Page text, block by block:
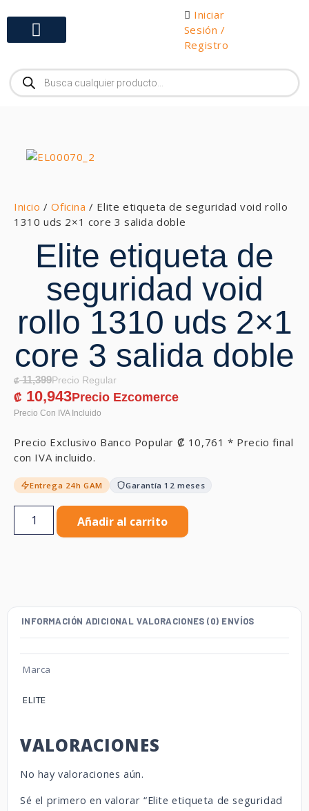
Iniciar
Sesión /
Registro
Inicio /Oficina / Elite etiqueta de seguridad void rollo
1310 uds 2×1 core 3 salida doble
Elite etiqueta de
seguridad void
rollo 1310 uds 2×1
core 3 salida doble
₡11,399
₡ 10,943
Precio Exclusivo Banco Popular ₡ 10,761 * Precio final
con IVA incluido.
Entrega 24h GAM Garantía 12 meses
Añadir al carrito
INFORMACIÓN ADICIONAL VALORACIONES (0) ENVÍOS
Marca
ELITE
VALORACIONES
No hay valoraciones aún.
Sé el primero en valorar “Elite etiqueta de seguridad